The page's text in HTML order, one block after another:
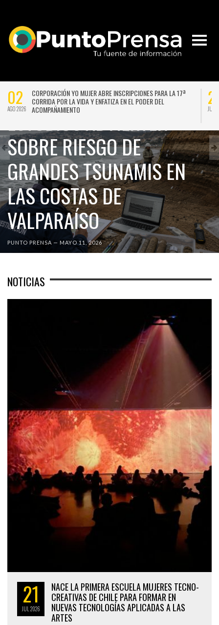
02
AGO 2026
CORPORACIÓN YO MUJER ABRE INSCRIPCIONES PARA LA 17ª
CORRIDA POR LA VIDA Y ENFATIZA EN EL PODER DEL
ACOMPAÑAMIENTO
JUL
NACIONAL
ESTUDIOS ADVIERTEN
SOBRE RIESGO DE
GRANDES TSUNAMIS EN
LAS COSTAS DE
VALPARAÍSO
PUNTO PRENSA — MAYO 11, 2026
NOTICIAS
21
JUL2026
NACE LA PRIMERA ESCUELA MUJERES TECNO-
CREATIVAS DE CHILE PARA FORMAR EN
NUEVAS TECNOLOGÍAS APLICADAS A LAS
ARTES